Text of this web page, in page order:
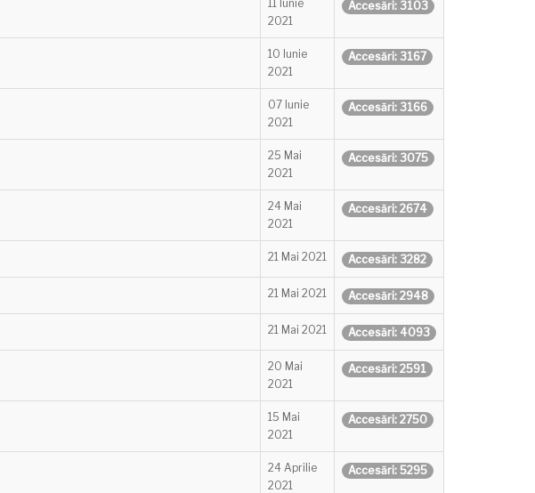
11 Iunie
2021
Accesări: 3103
10 Iunie
2021
Accesări: 3167
07 Iunie
2021
Accesări: 3166
25 Mai
2021
Accesări: 3075
24 Mai
2021
Accesări: 2674
21 Mai 2021 Accesări: 3282
21 Mai 2021 Accesări: 2948
21 Mai 2021 Accesări: 4093
20 Mai
2021
Accesări: 2591
15 Mai
2021
Accesări: 2750
24 Aprilie
2021
Accesări: 5295